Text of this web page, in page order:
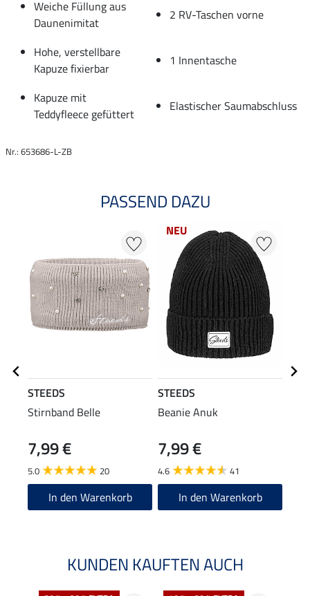
Weiche Füllung aus
Daunenimitat
2 RV-Taschen vorne
Hohe, verstellbare
Kapuze fixierbar
1 Innentasche
Kapuze mit
Teddyfleece gefüttert
Elastischer Saumabschluss
Nr.: 653686-L-ZB
PASSEND DAZU
STEEDS
Stirnband Belle
7,99 €
5.0 20
In den Warenkorb
NEU
STEEDS
Beanie Anuk
7,99 €
4.6 41
In den Warenkorb
KUNDEN KAUFTEN AUCH